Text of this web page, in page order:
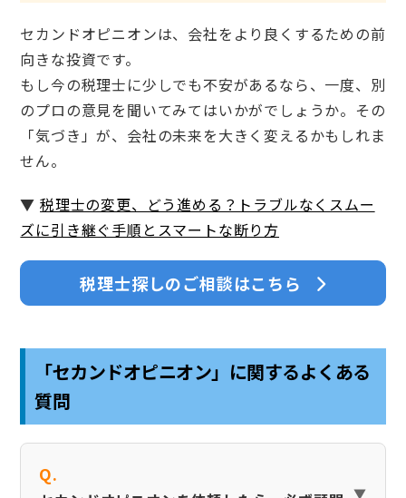
セカンドオピニオンは、会社をより良くするための前
向きな投資です。
もし今の税理士に少しでも不安があるなら、一度、別
のプロの意見を聞いてみてはいかがでしょうか。その
「気づき」が、会社の未来を大きく変えるかもしれま
せん。
▼税理士の変更、どう進める？トラブルなくスムー
ズに引き継ぐ手順とスマートな断り方
税理士探しのご相談はこちら
「セカンドオピニオン」に関するよくある
質問
Q.